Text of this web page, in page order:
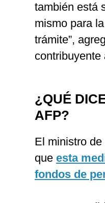
también está
mismo para la
trámite”,
contribuyente
¿QUÉ
AFP?
El ministro de
que esta
fondos de